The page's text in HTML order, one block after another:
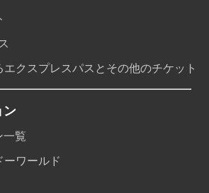
クスプレスパスとその他のチケット
ン
一覧
ーワールド